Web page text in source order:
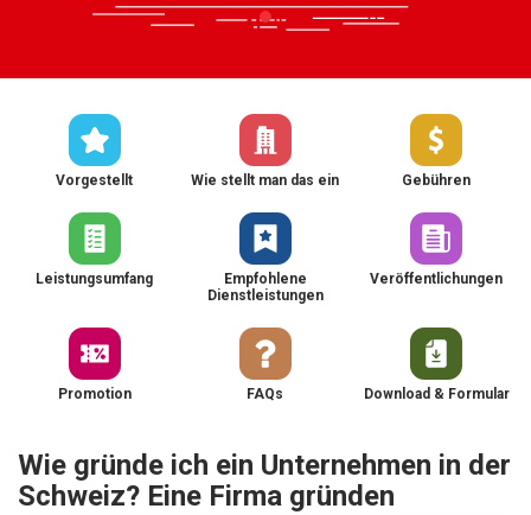
Vorgestellt Wie stellt man das ein Gebühren
Leistungsumfang
Empfohlene
Dienstleistungen
Veröffentlichungen
Promotion FAQs Download & Formular
Wie gründe ich ein Unternehmen in der
Schweiz? Eine Firma gründen